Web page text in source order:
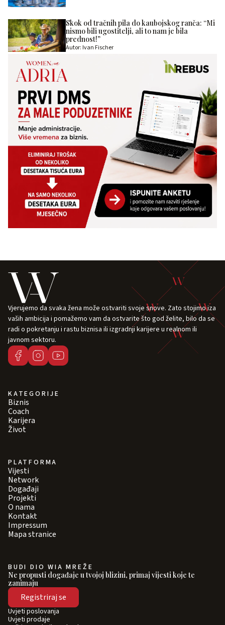
Skok od tračnih pila do kaubojskog ranča: “Mi
nismo bili ugostitelji, ali to nam je bila
prednost!”
Autor: Ivan Fischer
Vjerujemo da svaka žena može ostvariti svoje snove. Zato stojimo iza
vaših ambicija i pomažemo vam da ostvarite što god želite, bilo da se
radi o pokretanju i rastu biznisa ili izgradnji karijere u realnom ili
javnom sektoru.
KATEGORIJE
Biznis
Coach
Karijera
Život
PLATFORMA
Vijesti
Network
Događaji
Projekti
O nama
Kontakt
Impressum
Mapa stranice
BUDI DIO WIA MREŽE
Ne propusti događaje u tvojoj blizini, primaj vijesti koje te
zanimaju
Registriraj se
Uvjeti poslovanja
Uvjeti prodaje